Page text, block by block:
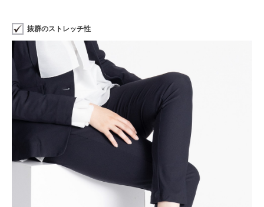
抜群のストレッチ性